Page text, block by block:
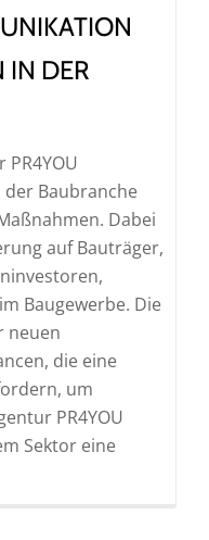
IN DER
Baubranche
Dabei
auf Bauträger,
Baugewerbe. Die
neuen
die eine
um
PR4YOU
Sektor eine